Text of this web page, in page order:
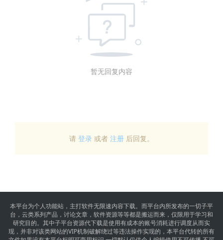
暂无回复内容
请 登录 或者 注册 后回复。
本平台为个人功能站，主打软件无限速内容下载。而平台内所发布的一切子平
台，云类系列产品，讨论文章，软件资源等等都是搬运而来，仅限用于学习和
研究目的。其中子平台资源代下载是使用有成本的账号消耗进行调度从而实
现，并非对该类网站的VIP机制破解绕过等违法操作实现的，本平台代转的所有